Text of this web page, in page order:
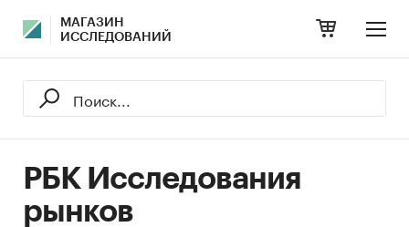
МАГАЗИН
ИССЛЕДОВАНИЙ
РБК Исследования
рынков